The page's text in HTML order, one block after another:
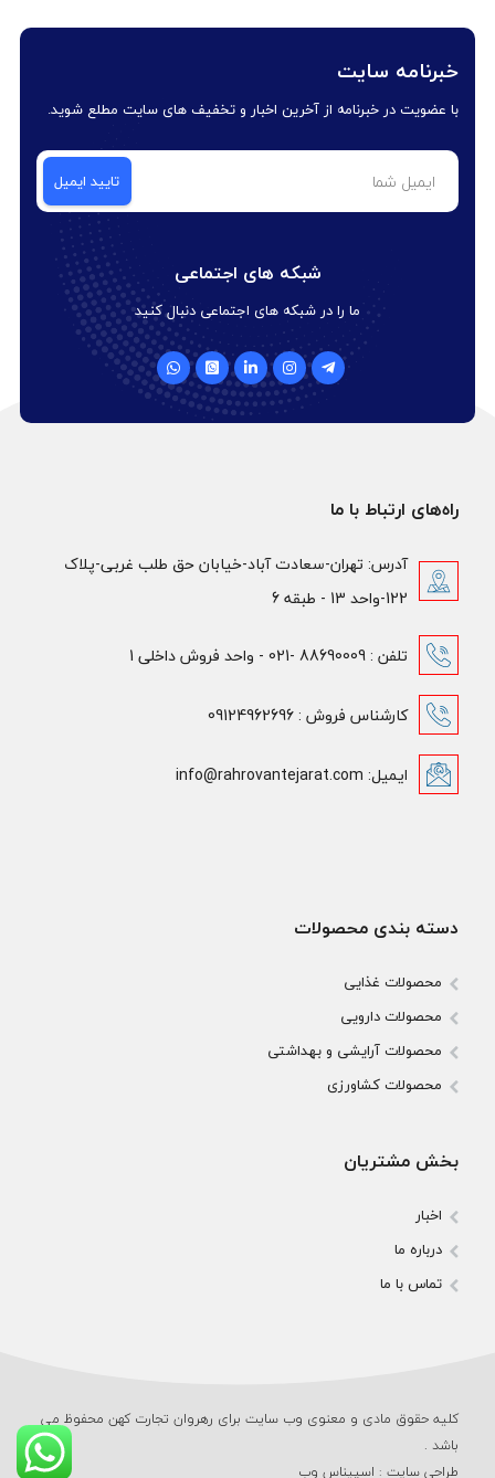
خبرنامه سایت
با عضویت در خبرنامه از آخرین اخبار و تخفیف های سایت مطلع شوید.
شبکه های اجتماعی
ما را در شبکه های اجتماعی دنبال کنید
راه‌های ارتباط با ما
آدرس: تهران-سعادت آباد-خیابان حق طلب غربی-پلاک
122-واحد 13 - طبقه 6
تلفن : 88690009 -021 - واحد فروش داخلی 1
کارشناس فروش : 09124962696
ایمیل: info@rahrovantejarat.com
دسته بندی محصولات
محصولات غذایی
محصولات دارویی
محصولات آرایشی و بهداشتی
محصولات کشاورزی
بخش مشتریان
اخبار
درباره ما
تماس با ما
کلیه حقوق مادی و معنوی وب‌ سایت برای رهروان تجارت کهن محفوظ می‌
باشد .
طراحی سایت: اسپیناس وب